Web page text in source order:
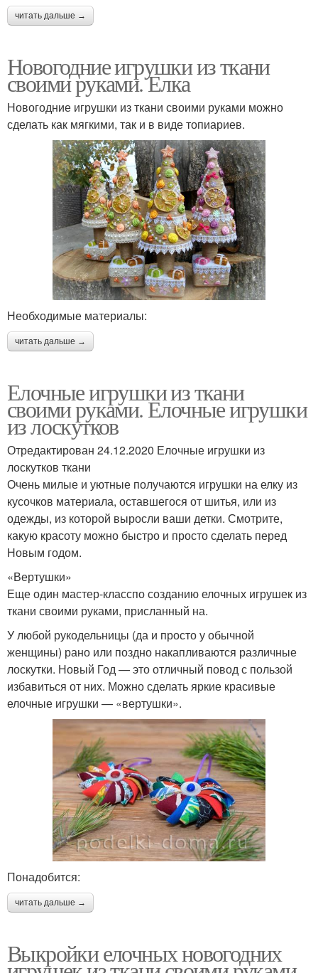
читать дальше →
Новогодние игрушки из ткани
своими руками. Елка
Новогодние игрушки из ткани своими руками можно
сделать как мягкими, так и в виде топиариев.
Необходимые материалы:
читать дальше →
Елочные игрушки из ткани
своими руками. Елочные игрушки
из лоскутков
Отредактирован 24.12.2020 Елочные игрушки из
лоскутков ткани
Очень милые и уютные получаются игрушки на елку из
кусочков материала, оставшегося от шитья, или из
одежды, из которой выросли ваши детки. Смотрите,
какую красоту можно быстро и просто сделать перед
Новым годом.
«Вертушки»
Еще один мастер-класспо созданию елочных игрушек из
ткани своими руками, присланный на.
У любой рукодельницы (да и просто у обычной
женщины) рано или поздно накапливаются различные
лоскутки. Новый Год — это отличный повод с пользой
избавиться от них. Можно сделать яркие красивые
елочные игрушки — «вертушки».
Понадобится:
читать дальше →
Выкройки елочных новогодних